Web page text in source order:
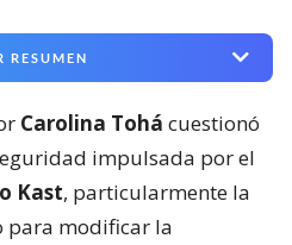
RESUMEN
Carolina Tohá cuestionó
impulsada por el
Kast, particularmente la
para modificar la